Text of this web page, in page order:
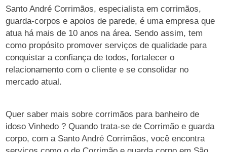
Santo André Corrimãos, especialista em corrimãos,
guarda-corpos e apoios de parede, é uma empresa que
atua há mais de 10 anos na área. Sendo assim, tem
como propósito promover serviços de qualidade para
conquistar a confiança de todos, fortalecer o
relacionamento com o cliente e se consolidar no
mercado atual.
Quer saber mais sobre corrimãos para banheiro de
idoso Vinhedo ? Quando trata-se de Corrimão e guarda
corpo, com a Santo André Corrimãos, você encontra